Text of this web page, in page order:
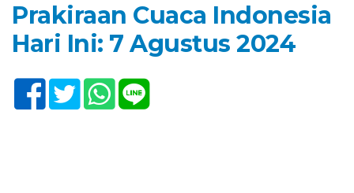
Prakiraan Cuaca Indonesia
Hari Ini: 7 Agustus 2024